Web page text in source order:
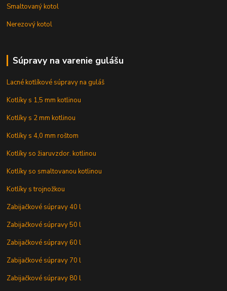
Smaltovaný kotol
Nerezový kotol
Súpravy na varenie gulášu
Lacné kotlíkové súpravy na guláš
Kotlíky s 1,5 mm kotlinou
Kotlíky s 2 mm kotlinou
Kotlíky s 4,0 mm roštom
Kotlíky so žiaruvzdor. kotlinou
Kotlíky so smaltovanou kotlinou
Kotlíky s trojnožkou
Zabijačkové súpravy 40 l
Zabijačkové súpravy 50 l
Zabijačkové súpravy 60 l
Zabijačkové súpravy 70 l
Zabijačkové súpravy 80 l